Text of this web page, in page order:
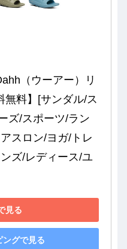
（ウーアー）リ
無料】[サンダル/ス
ズ/スポーツ/ラン
スロン/ヨガ/トレ
ズ/レディース/ユ
見る
グで見る